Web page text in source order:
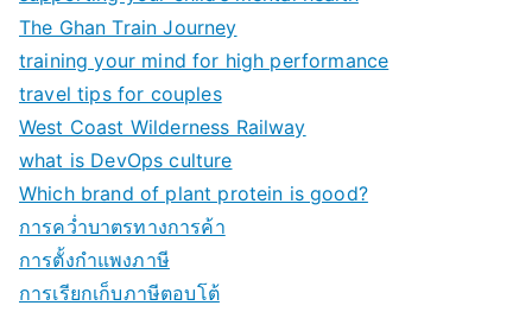
The Ghan Train Journey
training your mind for high performance
travel tips for couples
West Coast Wilderness Railway
what is DevOps culture
Which brand of plant protein is good?
การคว่ำบาตรทางการค้า
การตั้งกำแพงภาษี
การเรียกเก็บภาษีตอบโต้